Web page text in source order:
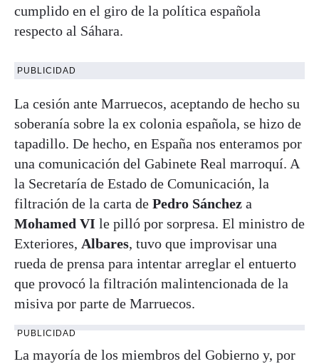
cumplido en el giro de la política española
respecto al Sáhara.
PUBLICIDAD
La cesión ante Marruecos, aceptando de hecho su
soberanía sobre la ex colonia española, se hizo de
tapadillo. De hecho, en España nos enteramos por
una comunicación del Gabinete Real marroquí. A
la Secretaría de Estado de Comunicación, la
filtración de la carta de Pedro Sánchez a
Mohamed VI le pilló por sorpresa. El ministro de
Exteriores, Albares, tuvo que improvisar una
rueda de prensa para intentar arreglar el entuerto
que provocó la filtración malintencionada de la
misiva por parte de Marruecos.
PUBLICIDAD
La mayoría de los miembros del Gobierno y, por